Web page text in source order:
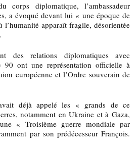
corps diplomatique, l’ambassadeur
a évoqué devant lui « une époque de
apparaît fragile, désorientée
des relations diplomatiques avec
90 ont une représentation officielle à
européenne et l’Ordre souverain de
déjà appelé les « grands de ce
notamment en Ukraine et à Gaza,
« Troisième guerre mondiale par
par son prédécesseur François.